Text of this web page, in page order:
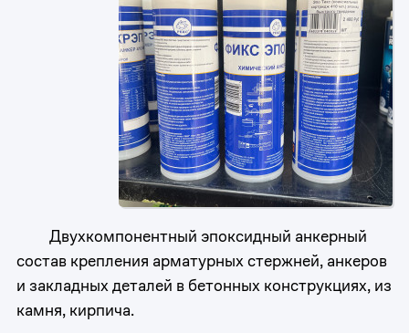
Двухкомпонентный эпоксидный анкерный
состав крепления арматурных стержней, анкеров
и закладных деталей в бетонных конструкциях, из
камня, кирпича.